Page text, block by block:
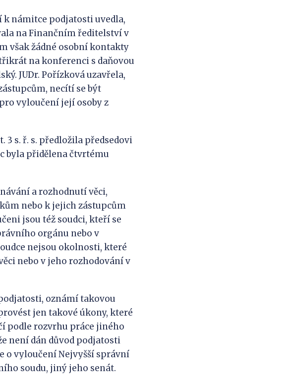
k námitce podjatosti uvedla,
na Finančním ředitelství v
však žádné osobní kontakty
na konferenci s daňovou
JUDr. Pořízková uzavřela,
necítí se být
vyloučení její osoby z
3 s. ř. s. předložila předsedovi
byla přidělena čtvrtému
a rozhodnutí věci,
nebo k jejich zástupcům
jsou též soudci, kteří se
orgánu nebo v
nejsou okolnosti, které
nebo v jeho rozhodování v
oznámí takovou
jen takové úkony, které
podle rozvrhu práce jiného
není dán důvod podjatosti
o vyloučení Nejvyšší správní
soudu, jiný jeho senát.